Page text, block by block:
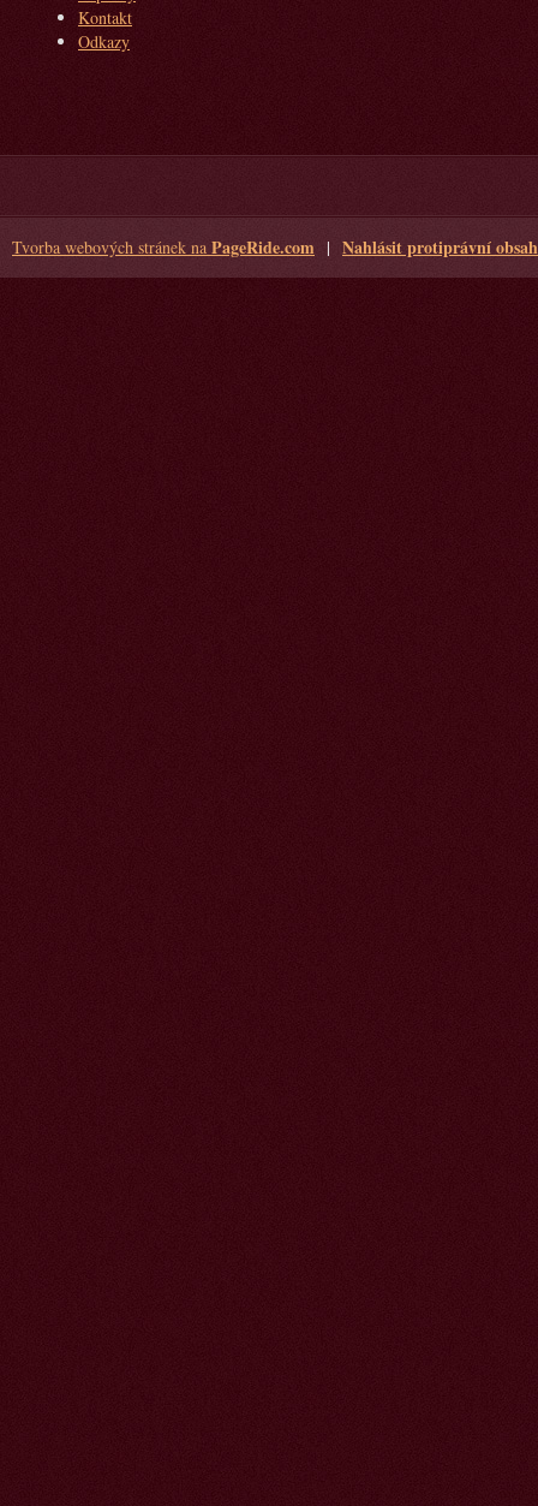
Kontakt
Odkazy
Tvorba webových stránek na PageRide.com | Nahlásit protiprávní